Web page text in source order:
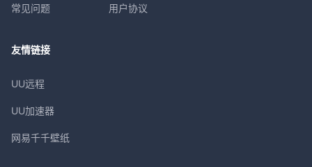
常见问题 用户协议
友情链接
UU远程
UU加速器
网易千千壁纸